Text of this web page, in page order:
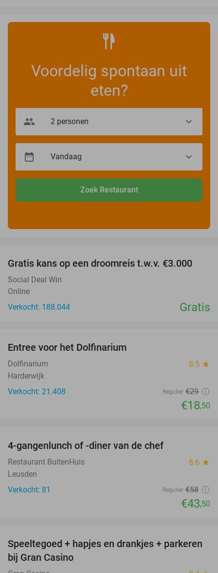
Voordelig spontaan uit
eten?
Zoek Restaurant
Gratis kans op een droomreis t.w.v. €3.000
Social Deal Win
Online
Verkocht: 188.044
Gratis
Entree voor het Dolfinarium
Dolfinarium 8.5 star
Harderwijk
Verkocht: 21.408
Regulier €29
€18,50
4-gangenlunch of -diner van de chef
Restaurant BuitenHuis 8.6 star
Leusden
Verkocht: 81
Regulier €58
€43,50
50%
Speeltegoed + hapjes en drankjes + parkeren
bij Gran Casino